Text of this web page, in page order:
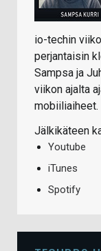
io-techin
perjantaisin
Sampsa ja
viikon ajalta
mobiiliaiheet.
Jälkikäteen
Youtube
iTunes
Spotify